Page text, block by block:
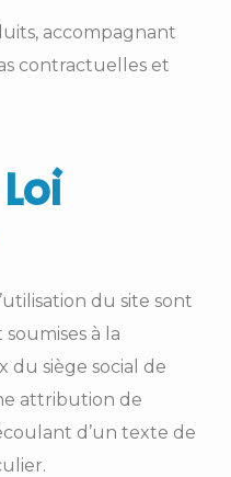
accompagnant
contractuelles et
du site sont
à la
siège social de
attribution de
d’un texte de